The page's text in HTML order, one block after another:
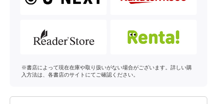
※書店によって現在在庫や取り扱いがない場合がございます。詳しい購
入方法は、各書店のサイトにてご確認ください。